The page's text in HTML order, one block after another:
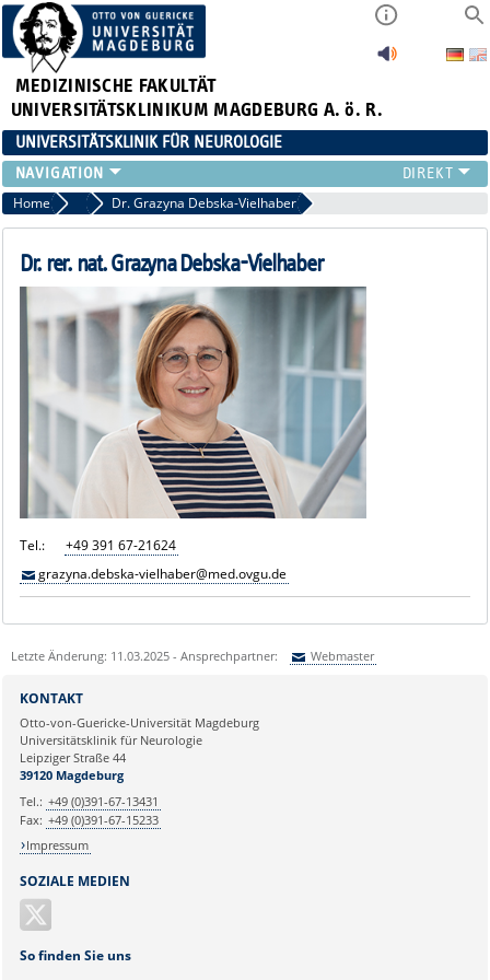
MEDIZINISCHE FAKULTÄT
UNIVERSITÄTSKLINIKUM MAGDEBURG A. ö. R.
UNIVERSITÄTSKLINIK FÜR NEUROLOGIE
TEAM
SCHWERPUNKTE
PATIENTEN/BESUCHER
FORSCHUNG
LEHRE UND AUSBILDUNG
NEUVANET SAN
Home Wissenschaftliche Mitarbeiter
Dr. Grazyna Debska-Vielhaber
Dr. rer. nat. Grazyna Debska-Vielhaber
Tel.:
+49 391 67-21624
grazyna.debska-vielhaber@med.ovgu.de
Letzte Änderung: 11.03.2025 - Ansprechpartner: Webmaster
Ihre E-Mailadresse:
Ihr Anliegen:
SOZIALE MEDIEN
KONTAKT
Otto-von-Guericke-Universität Magdeburg
Universitätsklinik für Neurologie
Leipziger Straße 44
39120 Magdeburg
Tel.: +49 (0)391-67-13431
Fax: +49 (0)391-67-15233
Impressum
So finden Sie uns